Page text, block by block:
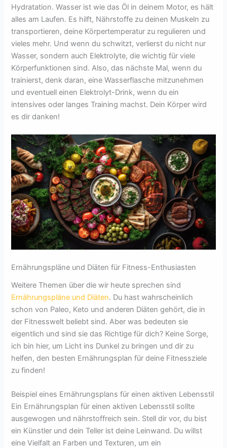
Hydratation. Wasser ist wie das Öl in deinem Motor, es hält
alles am Laufen. Es hilft, Nährstoffe zu deinen Muskeln zu
transportieren, deine Körpertemperatur zu regulieren und
vieles mehr. Und wenn du schwitzt, verlierst du nicht nur
Wasser, sondern auch Elektrolyte, die wichtig für viele
Körperfunktionen sind. Also, das nächste Mal, wenn du
trainierst, denk daran, eine Wasserflasche mitzunehmen
und eventuell einen Elektrolyt-Drink, wenn du ein
intensives oder langes Training machst. Dein Körper wird
es dir danken!
Ernährungspläne und Diäten für Fitness-Enthusiasten
Weitere Themen über die wir heute sprechen sind
Ernährungspläne und Diäten. Du hast wahrscheinlich
schon von Paleo, Keto und anderen Diäten gehört, die in
der Fitnesswelt beliebt sind. Aber was bedeuten sie
eigentlich und sind sie das Richtige für dich? Keine Sorge,
ich bin hier, um Licht ins Dunkel zu bringen und dir zu
helfen, den besten Ernährungsplan für deine Fitnessziele
zu finden!
Beispiel eines Ernährungsplans für einen aktiven Lebensstil
Ein Ernährungsplan für einen aktiven Lebensstil sollte
ausgewogen und nährstoffreich sein. Stell dir vor, du bist
ein Künstler und dein Teller ist deine Leinwand. Du willst
eine Vielfalt an Farben und Texturen, um ein